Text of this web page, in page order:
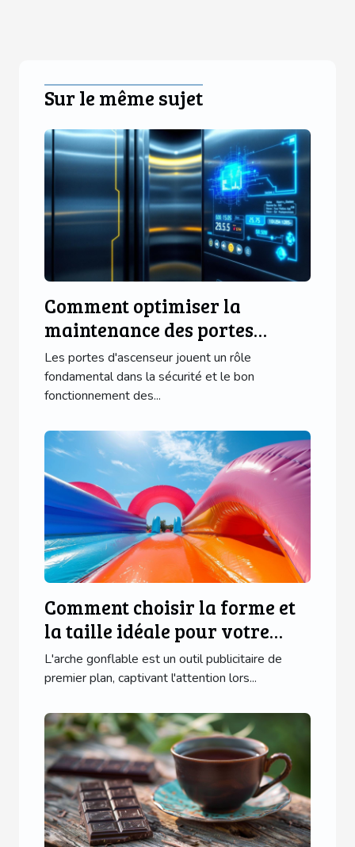
Sur le même sujet
Comment optimiser la
maintenance des portes
d'ascenseur avec des
technologies modernes ?
Les portes d'ascenseur jouent un rôle
fondamental dans la sécurité et le bon
fonctionnement des...
Comment choisir la forme et
la taille idéale pour votre
arche gonflable
L'arche gonflable est un outil publicitaire de
premier plan, captivant l'attention lors...